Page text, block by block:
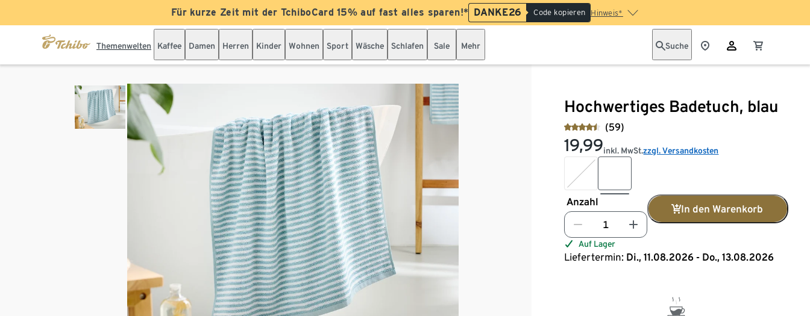
Für kurze Zeit mit der TchiboCard 15% auf fast alles sparen!* DANKE26 Code kopieren Hinweis*
Themenwelten Kaffee Damen Herren Kinder Wohnen Sport Wäsche Schlafen Sale Mehr Suche
Hochwertiges Badetuch, blau
(59)
19,99inkl. MwSt.zzgl. Versandkosten
Anzahl
In den Warenkorb
Auf Lager
Liefertermin: Di., 11.08.2026 - Do., 13.08.2026